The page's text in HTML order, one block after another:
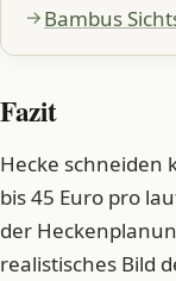
Bambus
Fazit
Hecke schneiden
bis 45 Euro pro
der
realistisches Bild